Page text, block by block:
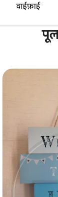
वाईफ़ाई
पूल
में से 4.8, 5